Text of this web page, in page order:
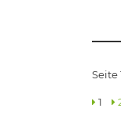
Seite
1